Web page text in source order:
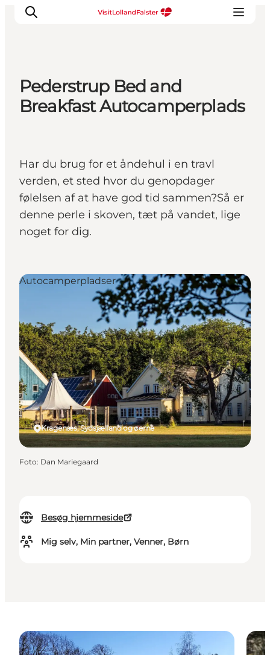
Oplevelser
Gastronomi
Planlæg din ferie
Pederstrup Bed and
Breakfast Autocamperplads
Har du brug for et åndehul i en travl
verden, et sted hvor du genopdager
følelsen af at have god tid sammen?Så er
denne perle i skoven, tæt på vandet, lige
noget for dig.
Besøg hjemmeside
Mig selv, Min partner, Venner, Børn
Kragenæs, Sydsjælland og øerne
Autocamperpladser
Foto: Dan Mariegaard